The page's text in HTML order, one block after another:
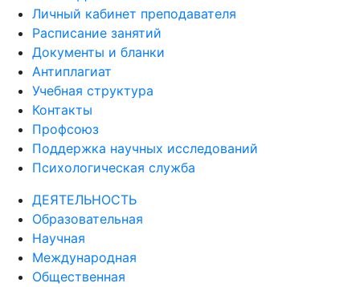
Личный кабинет преподавателя
Расписание занятий
Документы и бланки
Антиплагиат
Учебная структура
Контакты
Профсоюз
Поддержка научных исследований
Психологическая служба
ДЕЯТЕЛЬНОСТЬ
Образовательная
Научная
Международная
Общественная